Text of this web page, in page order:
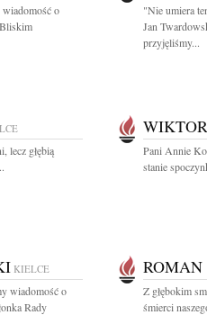
o
"Nie umiera
Jan
przyjęliśmy...
lecz głębią
Pani Annie
stanie
KIELCE
wiadomość o
Rady
ROMAN
Z głębokim
śmierci